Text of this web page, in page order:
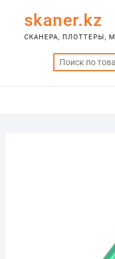
content
skaner.kz
СКАНЕРА, ПЛОТТЕРЫ,